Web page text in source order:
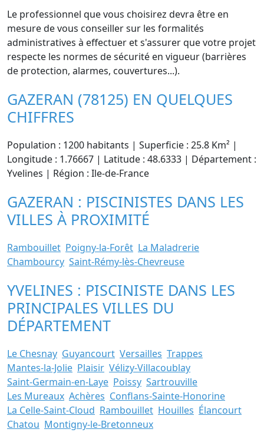
Le professionnel que vous choisirez devra être en
mesure de vous conseiller sur les formalités
administratives à effectuer et s'assurer que votre projet
respecte les normes de sécurité en vigueur (barrières
de protection, alarmes, couvertures...).
GAZERAN (78125) EN QUELQUES
CHIFFRES
Population : 1200 habitants | Superficie : 25.8 Km² |
Longitude : 1.76667 | Latitude : 48.6333 | Département :
Yvelines | Région : Ile-de-France
GAZERAN : PISCINISTES DANS LES
VILLES À PROXIMITÉ
Rambouillet Poigny-la-Forêt La Maladrerie
Chambourcy Saint-Rémy-lès-Chevreuse
YVELINES : PISCINISTE DANS LES
PRINCIPALES VILLES DU
DÉPARTEMENT
Le Chesnay Guyancourt Versailles Trappes
Mantes-la-Jolie Plaisir Vélizy-Villacoublay
Saint-Germain-en-Laye Poissy Sartrouville
Les Mureaux Achères Conflans-Sainte-Honorine
La Celle-Saint-Cloud Rambouillet Houilles Élancourt
Chatou Montigny-le-Bretonneux